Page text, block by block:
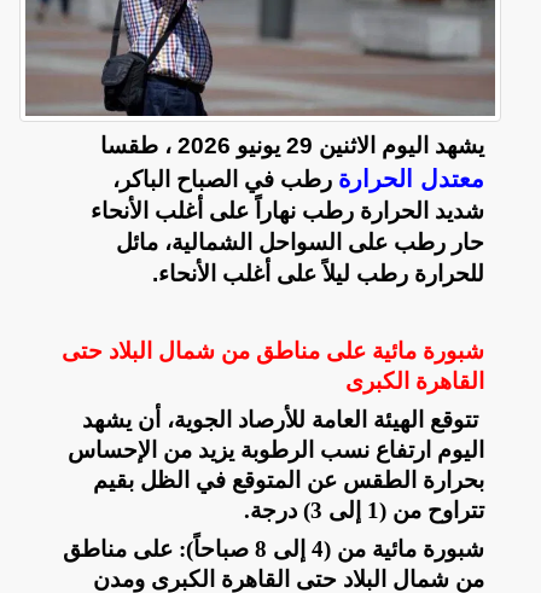
يشهد اليوم الاثنين 29 يونيو 2026 ، طقسا
معتدل الحرارة رطب في الصباح الباكر،
شديد الحرارة رطب نهاراً على أغلب الأنحاء
حار رطب على السواحل الشمالية، مائل
للحرارة رطب ليلاً على أغلب الأنحاء.
شبورة مائية على مناطق من شمال البلاد حتى
القاهرة الكبرى
تتوقع الهيئة العامة للأرصاد الجوية، أن يشهد
اليوم ارتفاع نسب الرطوبة يزيد من الإحساس
بحرارة الطقس عن المتوقع في الظل بقيم
تتراوح من (1 إلى 3) درجة
.
​شبورة مائية من (4 إلى 8 صباحاً): على مناطق
من شمال البلاد حتى القاهرة الكبرى ومدن